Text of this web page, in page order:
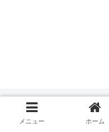
メニュー ホーム